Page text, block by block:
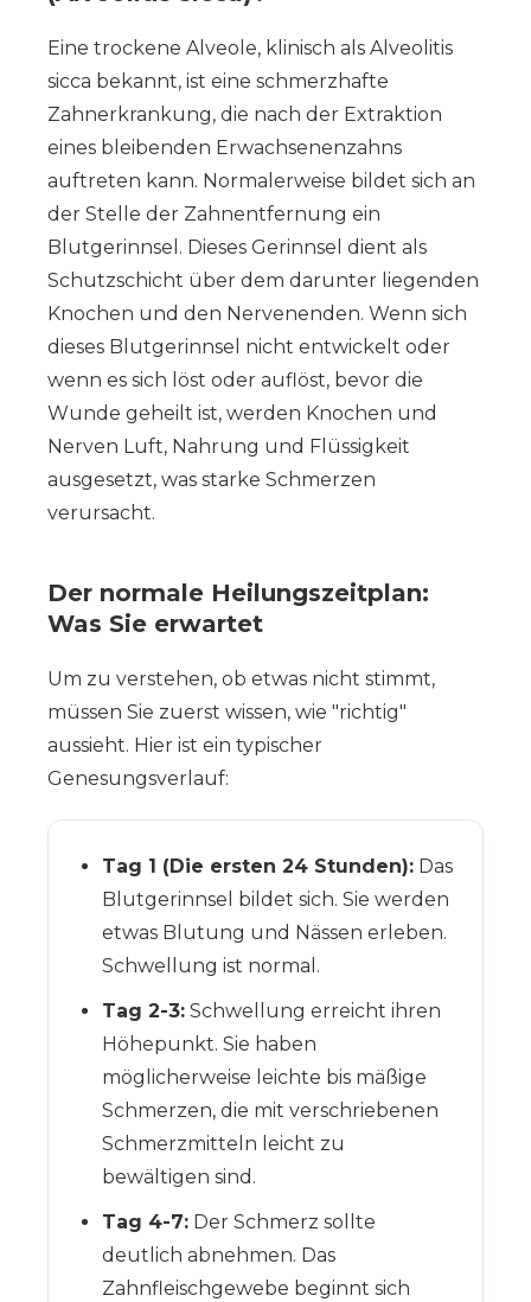
Eine trockene Alveole, klinisch als Alveolitis
sicca bekannt, ist eine schmerzhafte
Zahnerkrankung, die nach der Extraktion
eines bleibenden Erwachsenenzahns
auftreten kann. Normalerweise bildet sich an
der Stelle der Zahnentfernung ein
Blutgerinnsel. Dieses Gerinnsel dient als
Schutzschicht über dem darunter liegenden
Knochen und den Nervenenden. Wenn sich
dieses Blutgerinnsel nicht entwickelt oder
wenn es sich löst oder auflöst, bevor die
Wunde geheilt ist, werden Knochen und
Nerven Luft, Nahrung und Flüssigkeit
ausgesetzt, was starke Schmerzen
verursacht.
Der normale Heilungszeitplan:
Was Sie erwartet
Um zu verstehen, ob etwas nicht stimmt,
müssen Sie zuerst wissen, wie "richtig"
aussieht. Hier ist ein typischer
Genesungsverlauf:
Tag 1 (Die ersten 24 Stunden): Das
Blutgerinnsel bildet sich. Sie werden
etwas Blutung und Nässen erleben.
Schwellung ist normal.
Tag 2-3: Schwellung erreicht ihren
Höhepunkt. Sie haben
möglicherweise leichte bis mäßige
Schmerzen, die mit verschriebenen
Schmerzmitteln leicht zu
bewältigen sind.
Tag 4-7: Der Schmerz sollte
deutlich abnehmen. Das
Zahnfleischgewebe beginnt sich